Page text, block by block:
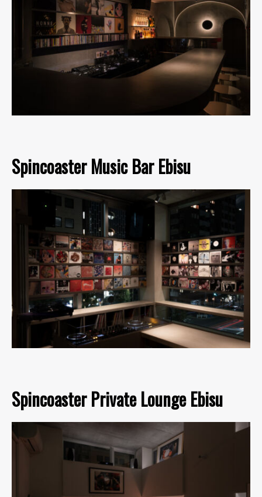
Spincoaster Music Bar Ebisu
Spincoaster Private Lounge Ebisu